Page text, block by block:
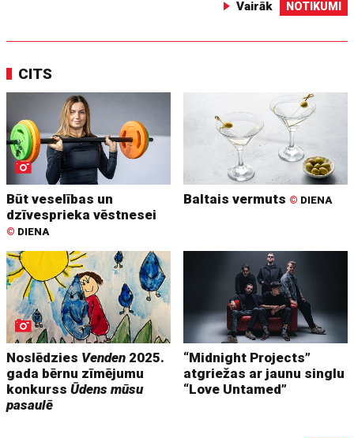
Vairāk NOTIKUMI
CITS
Būt veselības un
dzīvesprieka vēstnesei
© DIENA
Baltais vermuts © DIENA
Noslēdzies Venden 2025.
gada bērnu zīmējumu
konkurssŪdens mūsu
pasaulē
“Midnight Projects”
atgriežas ar jaunu singlu
“Love Untamed”